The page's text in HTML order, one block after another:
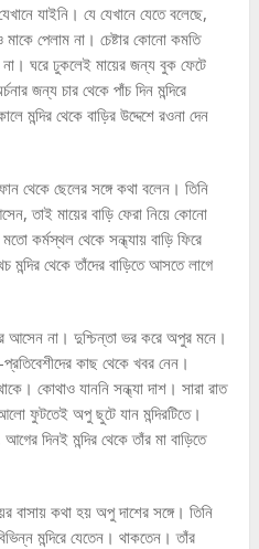
যাইনি। যে যেখানে যেতে বলেছে,
পেলাম না। চেষ্টার কোনো কমতি
না। ঘরে ঢুকলেই মায়ের জন্য বুক ফেটে
জন্য চার থেকে পাঁচ দিন মন্দিরে
মন্দির থেকে বাড়ির উদ্দেশে রওনা দেন
থেকে ছেলের সঙ্গে কথা বলেন। তিনি
তাই মায়ের বাড়ি ফেরা নিয়ে কোনো
কর্মস্থল থেকে সন্ধ্যায় বাড়ি ফিরে
থেকে তাঁদের বাড়িতে আসতে লাগে
আসেন না। দুশ্চিন্তা ভর করে অপুর মনে।
কাছ থেকে খবর নেন।
কোথাও যাননি সন্ধ্যা দাশ। সারা রাত
ফুটতেই অপু ছুটে যান মন্দিরটিতে।
দিনই মন্দির থেকে তাঁর মা বাড়িতে
বাসায় কথা হয় অপু দাশের সঙ্গে। তিনি
মন্দিরে যেতেন। থাকতেন। তাঁর